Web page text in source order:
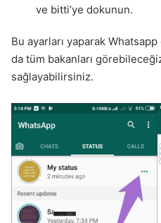
ve bitti’ye dokunun.
Bu ayarları yaparak
da tüm bakanları
sağlayabilirsiniz.